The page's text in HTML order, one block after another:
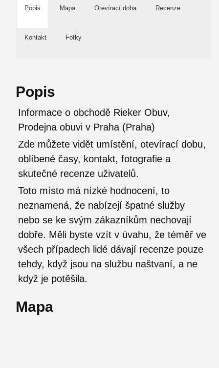
Popis Mapa Otevírací doba Recenze
Kontakt Fotky
Popis
Informace o obchodě Rieker Obuv,
Prodejna obuvi v Praha (Praha)
Zde můžete vidět umístění, otevírací dobu,
oblíbené časy, kontakt, fotografie a
skutečné recenze uživatelů.
Toto místo má nízké hodnocení, to
neznamená, že nabízejí špatné služby
nebo se ke svým zákazníkům nechovají
dobře. Měli byste vzít v úvahu, že téměř ve
všech případech lidé dávají recenze pouze
tehdy, když jsou na službu naštvaní, a ne
když je potěšila.
Mapa